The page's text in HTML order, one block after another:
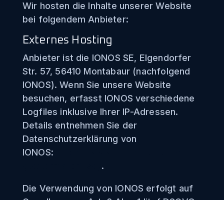
Wir hosten die Inhalte unserer Website
bei folgendem Anbieter:
Externes Hosting
Anbieter ist die IONOS SE, Elgendorfer
Str. 57, 56410 Montabaur (nachfolgend
IONOS). Wenn Sie unsere Website
besuchen, erfasst IONOS verschiedene
Logfiles inklusive Ihrer IP-Adressen.
Details entnehmen Sie der
Datenschutzerklärung von
IONOS:
.
Die Verwendung von IONOS erfolgt auf